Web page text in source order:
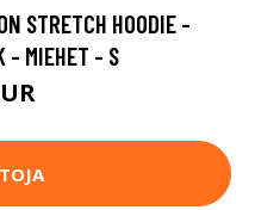
STRETCH HOODIE -
- MIEHET - S